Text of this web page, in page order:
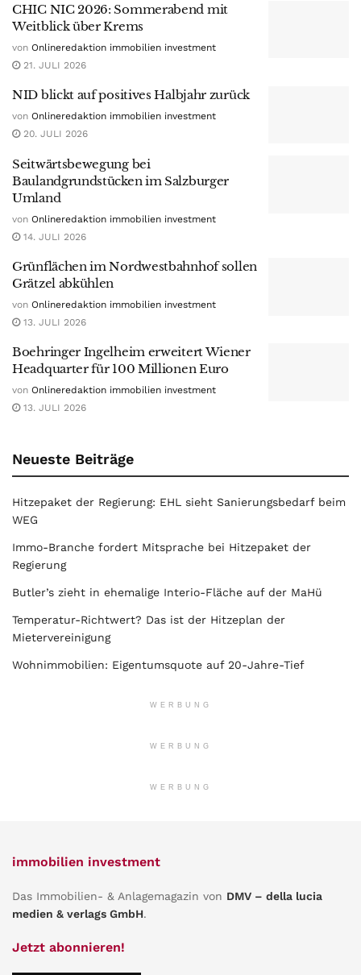
CHIC NIC 2026: Sommerabend mit
Weitblick über Krems
von Onlineredaktion immobilien investment
21. JULI 2026
NID blickt auf positives Halbjahr zurück
von Onlineredaktion immobilien investment
20. JULI 2026
Seitwärtsbewegung bei
Baulandgrundstücken im Salzburger
Umland
von Onlineredaktion immobilien investment
14. JULI 2026
Grünflächen im Nordwestbahnhof sollen
Grätzel abkühlen
von Onlineredaktion immobilien investment
13. JULI 2026
Boehringer Ingelheim erweitert Wiener
Headquarter für 100 Millionen Euro
von Onlineredaktion immobilien investment
13. JULI 2026
Neueste Beiträge
Hitzepaket der Regierung: EHL sieht Sanierungsbedarf beim
WEG
Immo-Branche fordert Mitsprache bei Hitzepaket der
Regierung
Butler’s zieht in ehemalige Interio-Fläche auf der MaHü
Temperatur-Richtwert? Das ist der Hitzeplan der
Mietervereinigung
Wohnimmobilien: Eigentumsquote auf 20-Jahre-Tief
WERBUNG
WERBUNG
WERBUNG
immobilien investment
Das Immobilien- & Anlagemagazin von DMV – della lucia
medien & verlags GmbH.
Jetzt abonnieren!